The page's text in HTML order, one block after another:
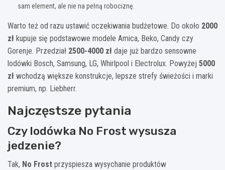
sam element, ale nie na pełną robociznę.
Warto też od razu ustawić oczekiwania budżetowe. Do około 2000
zł kupuje się podstawowe modele Amica, Beko, Candy czy
Gorenje. Przedział 2500-4000 zł daje już bardzo sensowne
lodówki Bosch, Samsung, LG, Whirlpool i Electrolux. Powyżej 5000
zł wchodzą większe konstrukcje, lepsze strefy świeżości i marki
premium, np. Liebherr.
Najczęstsze pytania
Czy lodówka No Frost wysusza
jedzenie?
Tak, No Frost przyspiesza wysychanie produktów